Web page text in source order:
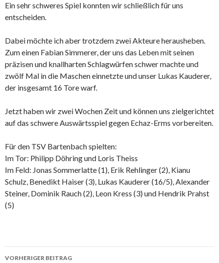
Ein sehr schweres Spiel konnten wir schließlich für uns
entscheiden.
Dabei möchte ich aber trotzdem zwei Akteure herausheben.
Zum einen Fabian Simmerer, der uns das Leben mit seinen
präzisen und knallharten Schlagwürfen schwer machte und
zwölf Mal in die Maschen einnetzte und unser Lukas Kauderer,
der insgesamt 16 Tore warf.
Jetzt haben wir zwei Wochen Zeit und können uns zielgerichtet
auf das schwere Auswärtsspiel gegen Echaz-Erms vorbereiten.
Für den TSV Bartenbach spielten:
Im Tor: Philipp Döhring und Loris Theiss
Im Feld: Jonas Sommerlatte (1), Erik Rehlinger (2), Kianu
Schulz, Benedikt Haiser (3), Lukas Kauderer (16/5), Alexander
Steiner, Dominik Rauch (2), Leon Kress (3) und Hendrik Prahst
(5)
Beitrags-
VORHERIGER BEITRAG